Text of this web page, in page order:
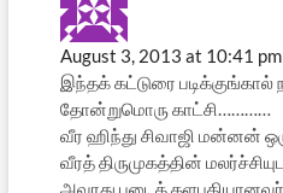
August 3, 2013 at 10:41 pm
இந்தக் கட்டுரை
தோன்றுமொரு காட்சி…………
வீர ஹிந்து சிவாஜி மன்னன்
வீரத் திருமுகத்தின்
அவரது படைத்